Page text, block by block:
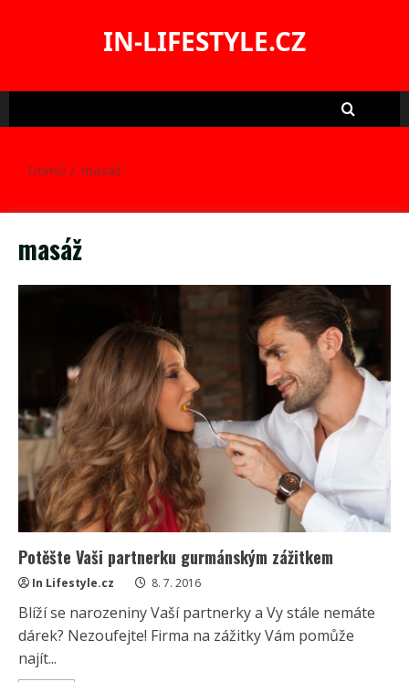
IN-LIFESTYLE.CZ
Domů masáž
masáž
Potěšte Vaši partnerku gurmánským zážitkem
In Lifestyle.cz 8. 7. 2016
Blíží se narozeniny Vaší partnerky a Vy stále nemáte
dárek? Nezoufejte! Firma na zážitky Vám pomůže
najít...